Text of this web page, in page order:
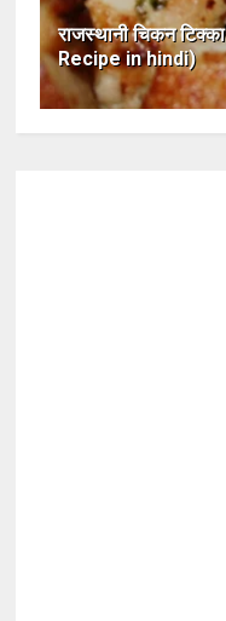
राजस्थानी चिकन
Recipe in hindi)